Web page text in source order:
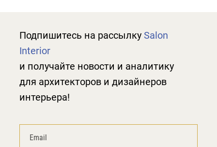
Подпишитесь на рассылку Salon
Interior
и получайте новости и аналитику
для архитекторов и дизайнеров
интерьера!